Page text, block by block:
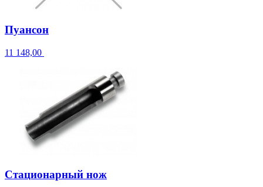
Пуансон
11 148,00
Стационарный нож